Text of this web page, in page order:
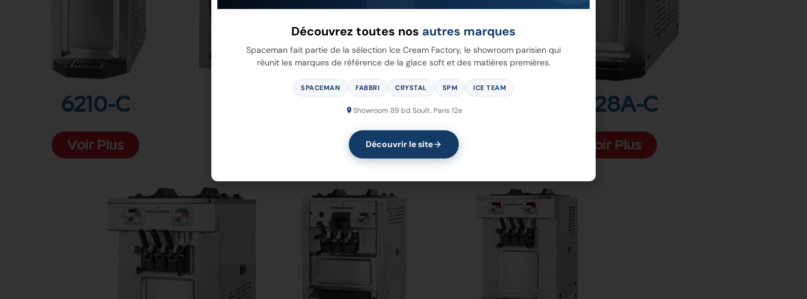
6210-C
Voir Plus
6228-C
Voir Plus
6228A-C
Voir Plus
Découvrez toutes nos autres marques
Spaceman fait partie de la sélection Ice Cream Factory, le showroom parisien qui
réunit les marques de référence de la glace soft et des matières premières.
SPACEMAN FABBRI CRYSTAL SPM ICE TEAM
Showroom 89 bd Soult, Paris 12e
Découvrir le site